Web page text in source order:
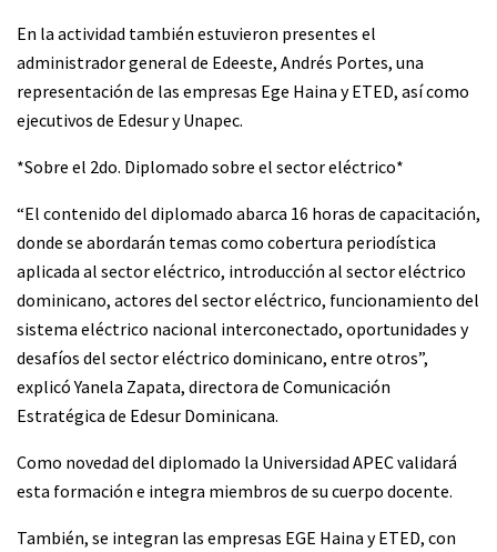
En la actividad también estuvieron presentes el
administrador general de Edeeste, Andrés Portes, una
representación de las empresas Ege Haina y ETED, así como
ejecutivos de Edesur y Unapec.
*Sobre el 2do. Diplomado sobre el sector eléctrico*
“El contenido del diplomado abarca 16 horas de capacitación,
donde se abordarán temas como cobertura periodística
aplicada al sector eléctrico, introducción al sector eléctrico
dominicano, actores del sector eléctrico, funcionamiento del
sistema eléctrico nacional interconectado, oportunidades y
desafíos del sector eléctrico dominicano, entre otros”,
explicó Yanela Zapata, directora de Comunicación
Estratégica de Edesur Dominicana.
Como novedad del diplomado la Universidad APEC validará
esta formación e integra miembros de su cuerpo docente.
También, se integran las empresas EGE Haina y ETED, con